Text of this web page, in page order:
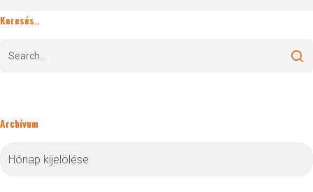
Keresés..
Archívum